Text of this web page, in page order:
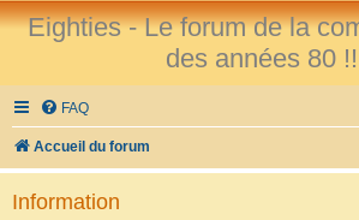
Eighties - Le forum de la
des années 80
FAQ
Accueil du forum
Information